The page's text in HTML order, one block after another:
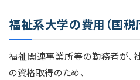
福祉系大学の費用（国税
福祉関連事業所等の勤務者が
の資格取得のため、